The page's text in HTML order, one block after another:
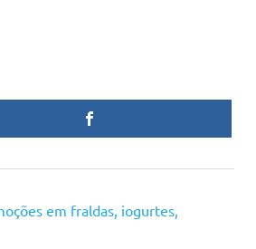
em fraldas, iogurtes,